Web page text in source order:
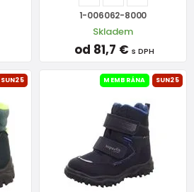
1-006062-8000
Skladem
od 81,7 € s DPH
SUN25 MEMBRÁNA SUN25